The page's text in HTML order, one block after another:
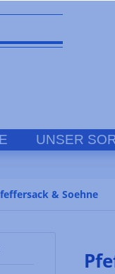
UNSER
& Soehne